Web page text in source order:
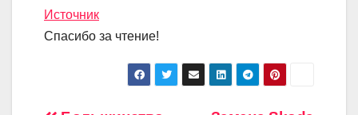
Источник
Спасибо за чтение!